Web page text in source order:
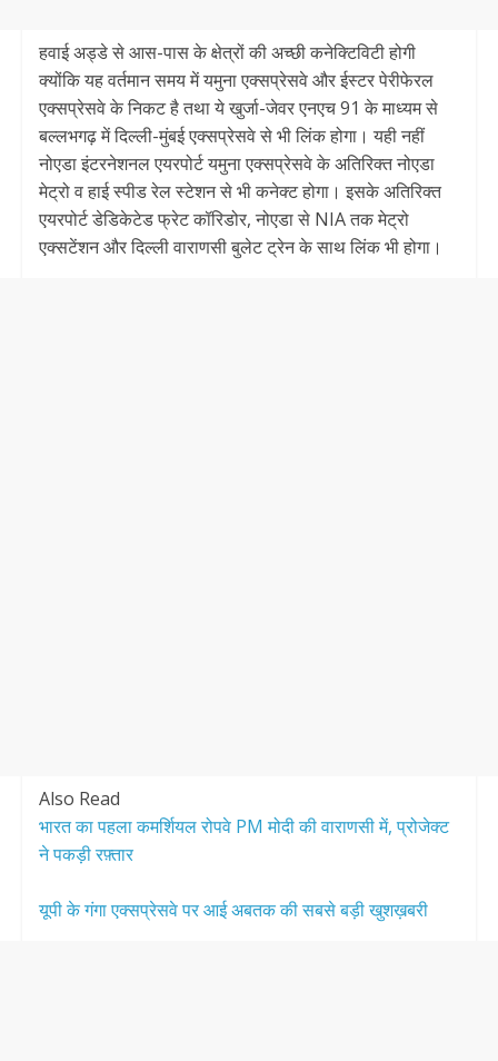
हवाई अड्डे से आस-पास के क्षेत्रों की अच्छी कनेक्टिविटी होगी
क्योंकि यह वर्तमान समय में यमुना एक्सप्रेसवे और ईस्टर पेरीफेरल
एक्सप्रेसवे के निकट है तथा ये खुर्जा-जेवर एनएच 91 के माध्यम से
बल्लभगढ़ में दिल्ली-मुंबई एक्सप्रेसवे से भी लिंक होगा। यही नहीं
नोएडा इंटरनेशनल एयरपोर्ट यमुना एक्सप्रेसवे के अतिरिक्त नोएडा
मेट्रो व हाई स्पीड रेल स्टेशन से भी कनेक्ट होगा। इसके अतिरिक्त
एयरपोर्ट डेडिकेटेड फ्रेट कॉरिडोर, नोएडा से NIA तक मेट्रो
एक्सटेंशन और दिल्ली वाराणसी बुलेट ट्रेन के साथ लिंक भी होगा।
Also Read
भारत का पहला कमर्शियल रोपवे PM मोदी की वाराणसी में, प्रोजेक्ट
ने पकड़ी रफ़्तार
यूपी के गंगा एक्सप्रेसवे पर आई अबतक की सबसे बड़ी खुशख़बरी